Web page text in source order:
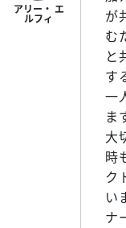
が
む
と
す
一
ま
大
時
ク
い
ナ